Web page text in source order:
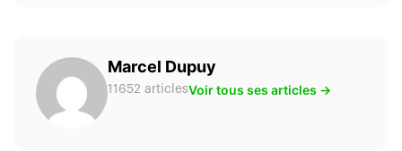
Marcel Dupuy
11652 articlesVoir tous ses articles →